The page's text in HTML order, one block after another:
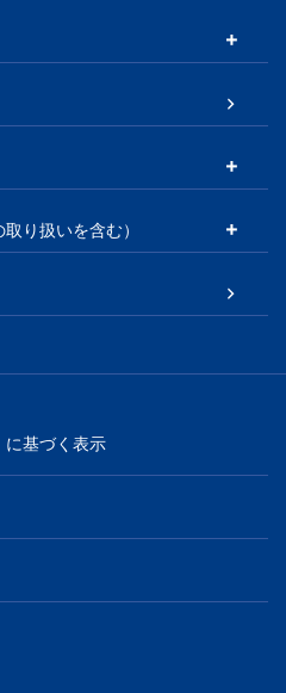
り扱いを含む）
に基づく表示